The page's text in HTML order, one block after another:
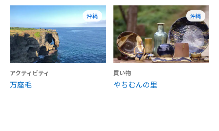
沖縄
アクティビティ
万座毛
沖縄
買い物
やちむんの里